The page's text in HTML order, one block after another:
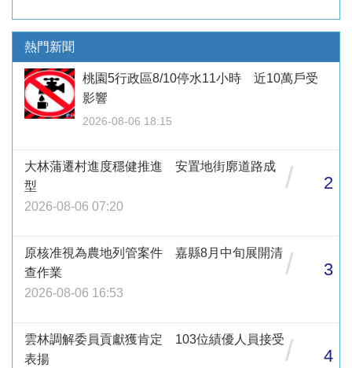
熱門新聞
桃園5行政區8/10停水11小時 近10萬戶受
影響
2026-08-06 18:15
大林蒲遷村進度穩健推進 安置地街廓道路成
型
2026-08-06 07:20
/ 2
原核准視為農地列管案件 嘉縣8月中旬展開清
查作業
2026-08-06 16:53
/ 3
雲林調解委員貢獻獲肯定 103位績優人員接受
表揚
/ 4